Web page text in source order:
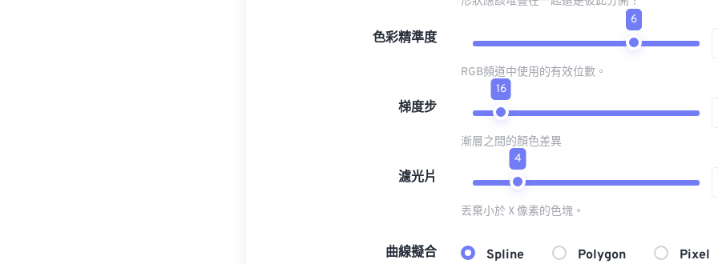
色彩精準度
6
RGB頻道中使用的有效位數。
梯度步
16
漸層之間的顏色差異
濾光片
4
丟棄小於 X 像素的色塊。
曲線擬合 Spline Polygon Pixel